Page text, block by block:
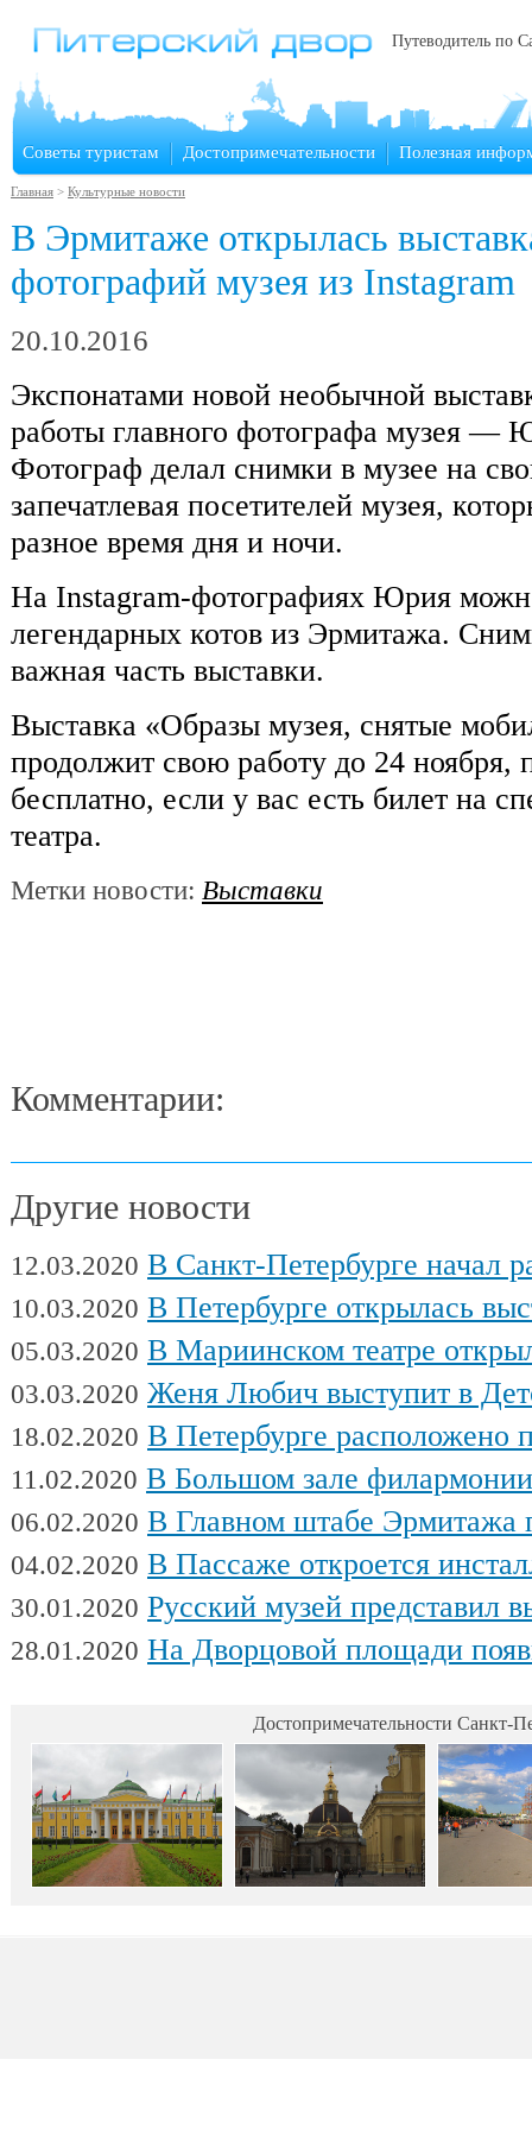
Путеводитель по
Советы туристам Достопримечательности Полезная
Главная > Культурные новости
В Эрмитаже открылась
фотографий музея из Instagram
20.10.2016
Экспонатами новой необычной
работы главного фотографа музея —
Фотограф делал снимки в музее на
запечатлевая посетителей музея,
разное время дня и ночи.
На Instagram-фотографиях Юрия
легендарных котов из Эрмитажа.
важная часть выставки.
Выставка «Образы музея, снятые
продолжит свою работу до 24 ноября,
бесплатно, если у вас есть билет на
театра.
Метки новости: Выставки
Комментарии:
Другие новости
12.03.2020 В Санкт-Петербурге начал работу
10.03.2020 В Петербурге открылась выставка
05.03.2020 В Мариинском театре открылся
03.03.2020 Женя Любич выступит в Детском театре
18.02.2020 В Петербурге расположено
11.02.2020 В Большом зале филармонии
06.02.2020 В Главном штабе Эрмитажа пройдет
04.02.2020 В Пассаже откроется
30.01.2020 Русский музей представил
28.01.2020 На Дворцовой площади появилась интерактивная выставка военной техники,
Достопримечательности Санкт-